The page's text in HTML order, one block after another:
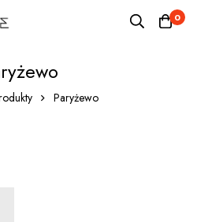
0
Paryżewo